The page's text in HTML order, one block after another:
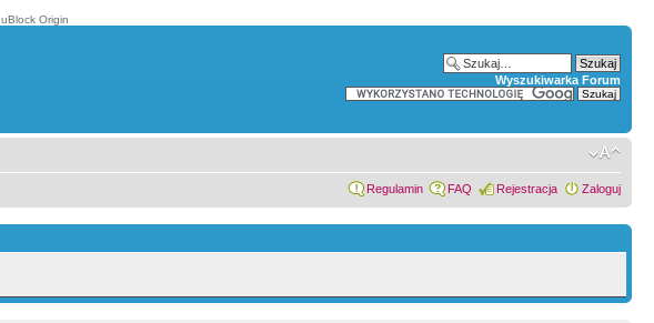
uBlock Origin
Wyszukiwarka Forum
Regulamin FAQ Rejestracja Zaloguj